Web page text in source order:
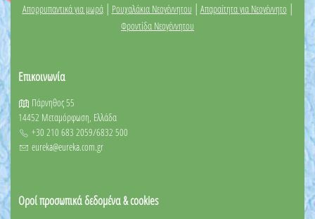
Απορρυπαντικά για μωρά| Ρουχαλάκια Νεογέννητου | Απαραίτητα για Νεογέννητο |
Φροντίδα Νεογέννητου
Επικοινωνία
Πάρνηθος 55
14452 Μεταμόρφωση, Ελλάδα
+30 210 683 2059/6832 500
eureka@eureka.com.gr
Οροί προσωπικά δεδομένα & cookies